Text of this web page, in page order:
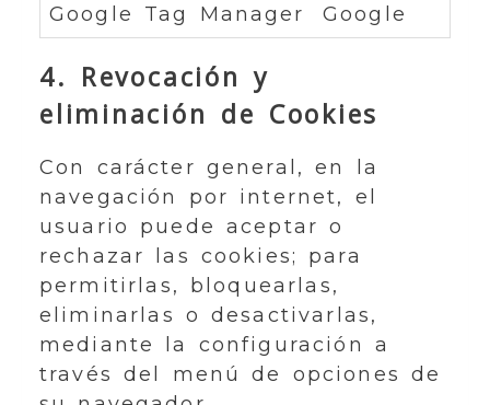
Google Tag Manager
Google
4. Revocación y
eliminación de Cookies
Con carácter general, en la
navegación por internet, el
usuario puede aceptar o
rechazar las cookies; para
permitirlas, bloquearlas,
eliminarlas o desactivarlas,
mediante la configuración a
través del menú de opciones de